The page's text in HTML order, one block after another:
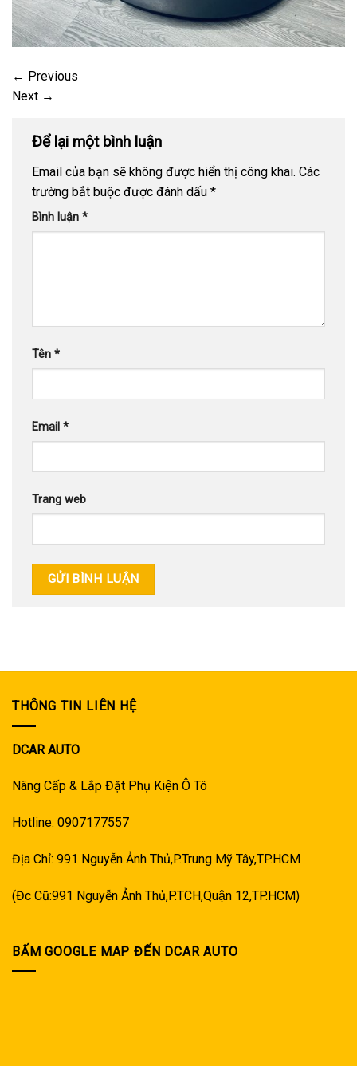
← Previous
Next →
Để lại một bình luận
Email của bạn sẽ không được hiển thị công khai. Các
trường bắt buộc được đánh dấu *
Bình luận *
Tên *
Email *
Trang web
THÔNG TIN LIÊN HỆ
DCAR AUTO
Nâng Cấp & Lắp Đặt Phụ Kiện Ô Tô
Hotline: 0907177557
Địa Chỉ: 991 Nguyễn Ảnh Thủ,P.Trung Mỹ Tây,TP.HCM
(Đc Cũ:991 Nguyễn Ảnh Thủ,P.TCH,Quận 12,TP.HCM)
BẤM GOOGLE MAP ĐẾN DCAR AUTO